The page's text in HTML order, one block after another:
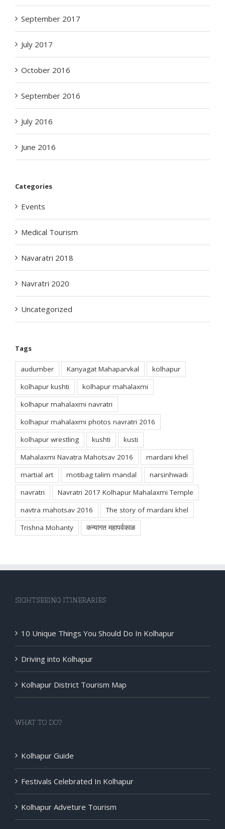
Medical Tourism
Navaratri 2018
Navratri 2020
Uncategorized
audumber Kanyagat Mahaparvkal
kolhapur
kolhapur kushti
kolhapur mahalaxmi
kolhapur mahalaxmi navratri
kolhapur mahalaxmi photos navratri 2016
kolhapur wrestling
kushti
kusti
Mahalaxmi Navatra Mahotsav 2016
mardani khel
martial art
motibag talim mandal
narsinhwadi
navratri
Navratri 2017 Kolhapur Mahalaxmi Temple
navtra mahotsav 2016
The story of mardani khel
Trishna Mohanty
कन्यागत महापर्वकाळ
Driving into Kolhapur
Kolhapur District Tourism Map
Festivals Celebrated In Kolhapur
Kolhapur Adveture Tourism
Kolhapuri Special Foods